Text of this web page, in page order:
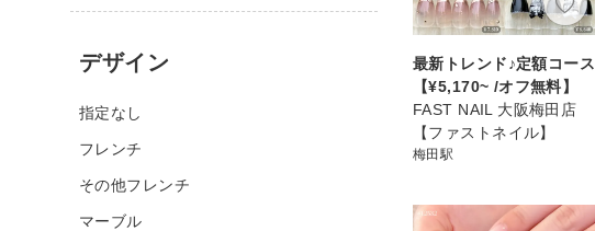
最新トレンド♪定額コース
【¥5,170~ /オフ無料】
FAST NAIL 大阪梅田店
【ファストネイル】
梅田駅
デザイン
指定なし
フレンチ
その他フレンチ
マーブル